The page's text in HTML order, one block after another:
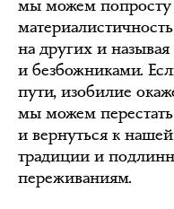
мы можем попросту
на других и
и безбожниками.
пути, изобилие
мы можем
и вернуться к
традиции и
переживаниям.